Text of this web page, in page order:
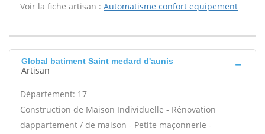
Voir la fiche artisan : Automatisme confort equipement
Global batiment Saint medard d'aunis
Artisan
Département: 17
Construction de Maison Individuelle - Rénovation
dappartement / de maison - Petite maçonnerie -